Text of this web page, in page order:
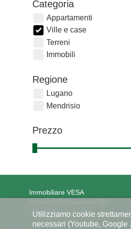
Categoria
Appartamenti
Ville e case
Terreni
Immobili
Regione
Lugano
Mendrisio
Prezzo
Immobiliare VESA
CH-6963 Lugano
Utilizziamo cookie
necessari (Youtube,